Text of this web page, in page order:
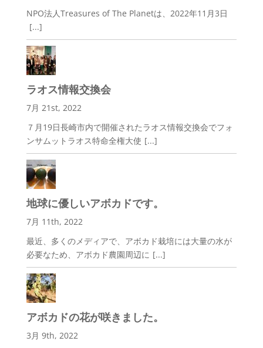
NPO法人Treasures of The Planetは、2022年11月3日
[...]
ラオス情報交換会
7月 21st, 2022
７月19日長崎市内で開催されたラオス情報交換会でフォ
ンサムットラオス特命全権大使 [...]
地球に優しいアボカドです。
7月 11th, 2022
最近、多くのメディアで、アボカド栽培には大量の水が
必要なため、アボカド農園周辺に [...]
アボカドの花が咲きました。
3月 9th, 2022